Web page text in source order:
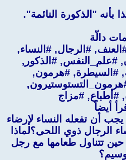
"الذكورة النائمة".
دالّة
#الرجال, #النساء,
#علم_النفس, #الذكور,
#السيطرة, #هرمون,
#أطباع, #مزاج
أيضاً
أن تفعله النساء لإرضاء
الرجال ذوي اللحى؟لماذا
تتناول طعامها مع رجل